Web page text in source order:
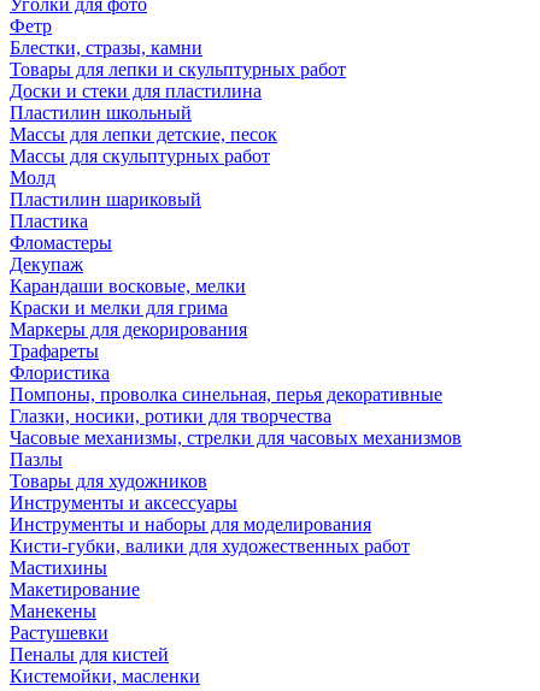
Уголки для фото
Фетр
Блестки, стразы, камни
Товары для лепки и скульптурных работ
Доски и стеки для пластилина
Пластилин школьный
Массы для лепки детские, песок
Массы для скульптурных работ
Молд
Пластилин шариковый
Пластика
Фломастеры
Декупаж
Карандаши восковые, мелки
Краски и мелки для грима
Маркеры для декорирования
Трафареты
Флористика
Помпоны, проволка синельная, перья декоративные
Глазки, носики, ротики для творчества
Часовые механизмы, стрелки для часовых механизмов
Пазлы
Товары для художников
Инструменты и аксессуары
Инструменты и наборы для моделирования
Кисти-губки, валики для художественных работ
Мастихины
Макетирование
Манекены
Растушевки
Пеналы для кистей
Кистемойки, масленки